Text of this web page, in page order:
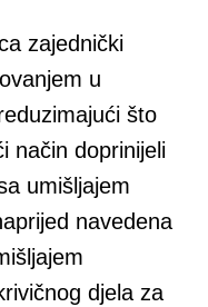
zajednički
u
što
način doprinijeli
umišljajem
navedena
djela za